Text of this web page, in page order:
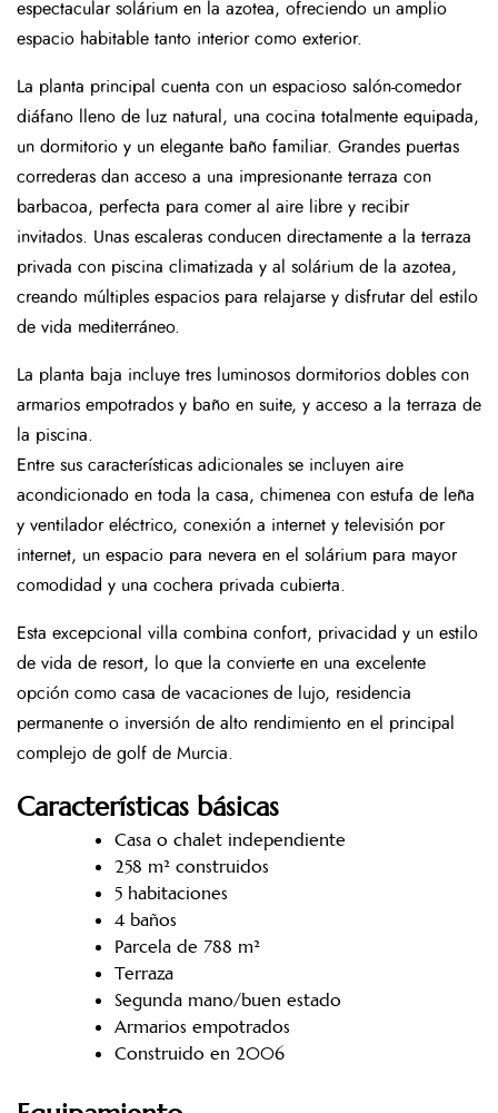
espectacular solárium en la azotea, ofreciendo un amplio
espacio habitable tanto interior como exterior.
La planta principal cuenta con un espacioso salón-comedor
diáfano lleno de luz natural, una cocina totalmente equipada,
un dormitorio y un elegante baño familiar. Grandes puertas
correderas dan acceso a una impresionante terraza con
barbacoa, perfecta para comer al aire libre y recibir
invitados. Unas escaleras conducen directamente a la terraza
privada con piscina climatizada y al solárium de la azotea,
creando múltiples espacios para relajarse y disfrutar del estilo
de vida mediterráneo.
La planta baja incluye tres luminosos dormitorios dobles con
armarios empotrados y baño en suite, y acceso a la terraza de
la piscina.
Entre sus características adicionales se incluyen aire
acondicionado en toda la casa, chimenea con estufa de leña
y ventilador eléctrico, conexión a internet y televisión por
internet, un espacio para nevera en el solárium para mayor
comodidad y una cochera privada cubierta.
Esta excepcional villa combina confort, privacidad y un estilo
de vida de resort, lo que la convierte en una excelente
opción como casa de vacaciones de lujo, residencia
permanente o inversión de alto rendimiento en el principal
complejo de golf de Murcia.
Características básicas
Casa o chalet independiente
258 m² construidos
5 habitaciones
4 baños
Parcela de 788 m²
Terraza
Segunda mano/buen estado
Armarios empotrados
Construido en 2006